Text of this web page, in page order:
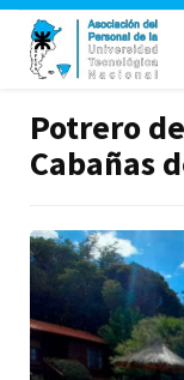
Potrero
Cabañas